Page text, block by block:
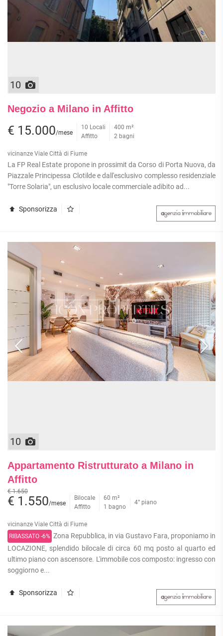
10
Negozio a Milano in Affitto
€ 15.000/mese
10 Locali
Affitto
400 m²
2 bagni
vicinanze Viale Città di Fiume
La FP Real Estate propone in prossimit da Corso di Porta Nuova, da
Piazzale Principessa Clotilde e dall'esclusivo complesso residenziale
"Torre Solaria", un esclusivo locale commerciale adibito ad...
Sponsorizza
10
Appartamento Ristrutturato a Milano in
Affitto
€ 1.650
€ 1.550/mese
Bilocale
Affitto
60 m²
1 bagno
4° piano
vicinanze Viale Città di Fiume
RIBASSATO -6% Zona Repubblica, in via Gustavo Fara, proponiamo in
LOCAZIONE, splendido bilocale di circa 60 mq posto al quarto ed
ultimo piano con ascensore. L'immobile cos composto: ingresso con
soggiorno e...
Sponsorizza